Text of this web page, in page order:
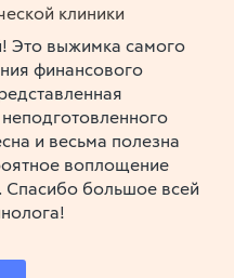
клиники
Это выжимка самого
финансового
и весьма полезна
воплощение
большое всей